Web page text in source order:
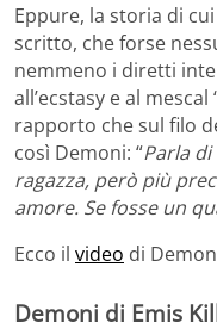
Eppure, la storia di
scritto, che forse
nemmeno i diretti
all’ecstasy e al mescal
rapporto che sul filo
così Demoni: “Parla
ragazza, però più
amore. Se fosse un
Ecco il video di
Demoni di Emis